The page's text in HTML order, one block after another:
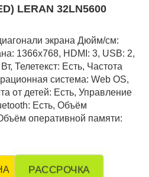
LERAN 32LN5600
экрана Дюйм/см:
1366x768, HDMI: 3, USB: 2,
Телетекст: Есть, Частота
система: Web OS,
от детей: Есть, Управление
Есть, Объём
оперативной памяти:
РАССРОЧКА